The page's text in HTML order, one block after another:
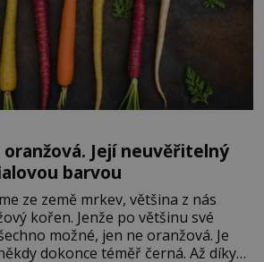
Její neuvěřitelný
barvou
ze země mrkev, většina z nás
kořen. Jenže po většinu své
možné, jen ne oranžová. Je
dokonce téměř černá. Až díky